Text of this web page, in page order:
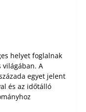
helyet foglalnak
világában. A
egyet jelent
és az időtálló